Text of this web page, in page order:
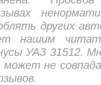
других
нашим
УАЗ 31512.
может не